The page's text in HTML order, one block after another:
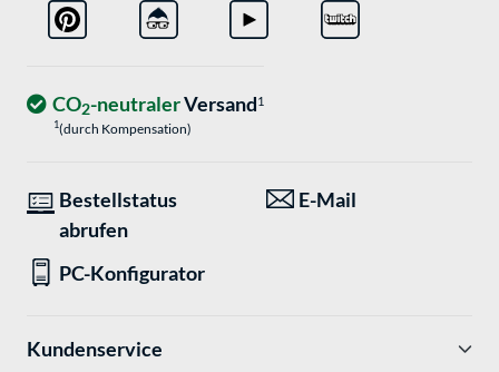
CO2-neutralerVersand1
1(durch Kompensation)
Bestellstatus
abrufen
E-Mail
PC-Konfigurator
Kundenservice